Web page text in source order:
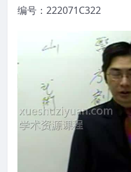
编号：222071C322